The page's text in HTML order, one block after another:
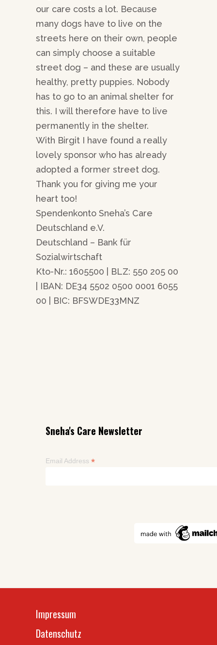
our care costs a lot. Because
many dogs have to live on the
streets here on their own, people
can simply choose a suitable
street dog – and these are usually
healthy, pretty puppies. Nobody
has to go to an animal shelter for
this. I will therefore have to live
permanently in the shelter.
With Birgit I have found a really
lovely sponsor who has already
adopted a former street dog.
Thank you for giving me your
heart too!
Spendenkonto Sneha’s Care
Deutschland e.V.
Deutschland – Bank für
Sozialwirtschaft
Kto-Nr.: 1605500 | BLZ: 550 205 00
| IBAN: DE34 5502 0500 0001 6055
00 | BIC: BFSWDE33MNZ
Sneha's Care Newsletter
Email Address *
Impressum
Datenschutz